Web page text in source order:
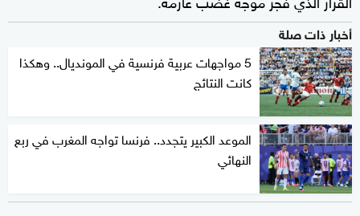
أخبار ذات صلة
5 مواجهات عربية فرنسية في المونديال.. وهكذا
كانت النتائج
الموعد الكبير يتجدد.. فرنسا تواجه المغرب في ربع
النهائي